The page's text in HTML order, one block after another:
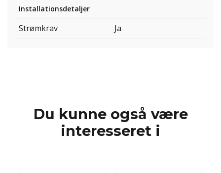
Installationsdetaljer
Strømkrav Ja
Du kunne også være
interesseret i